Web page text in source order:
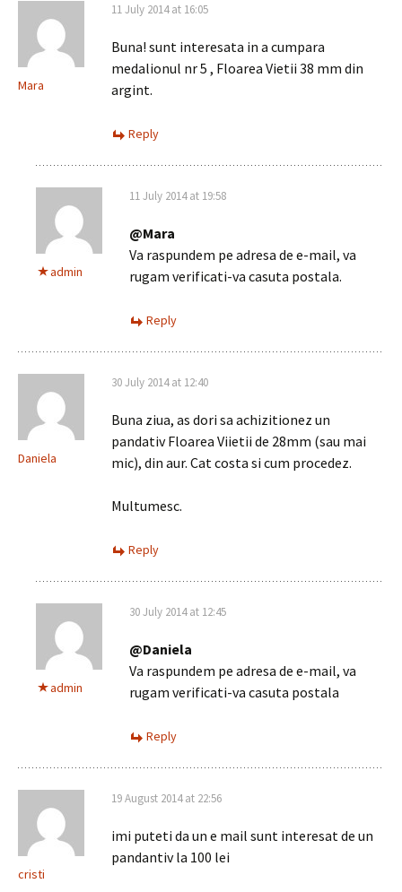
Mara
11 July 2014 at 16:05
Buna! sunt interesata in a cumpara
medalionul nr 5 , Floarea Vietii 38 mm din
argint.
Reply
admin
11 July 2014 at 19:58
@Mara
Va raspundem pe adresa de e-mail, va
rugam verificati-va casuta postala.
Reply
Daniela
30 July 2014 at 12:40
Buna ziua, as dori sa achizitionez un
pandativ Floarea Viietii de 28mm (sau mai
mic), din aur. Cat costa si cum procedez.
Multumesc.
Reply
admin
30 July 2014 at 12:45
@Daniela
Va raspundem pe adresa de e-mail, va
rugam verificati-va casuta postala
Reply
cristi
19 August 2014 at 22:56
imi puteti da un e mail sunt interesat de un
pandantiv la 100 lei